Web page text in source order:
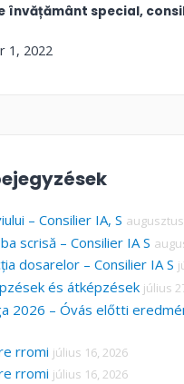
învățământ special,
1, 2022
– Consilier IA, S
scrisă – Consilier IA S
dosarelor – Consilier IA S
és átképzések július
2026 – Óvás előtti
rromi július 16, 2026
rromi július 16, 2026